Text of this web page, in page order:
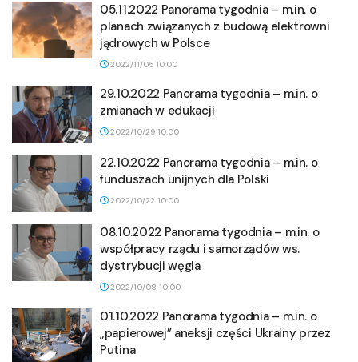
05.11.2022 Panorama tygodnia – m.in. o
planach związanych z budową elektrowni
jądrowych w Polsce
2022/11/05 10:00
29.10.2022 Panorama tygodnia – m.in. o
zmianach w edukacji
2022/10/29 10:00
22.10.2022 Panorama tygodnia – m.in. o
funduszach unijnych dla Polski
2022/10/22 10:00
08.10.2022 Panorama tygodnia – m.in. o
współpracy rządu i samorządów ws.
dystrybucji węgla
2022/10/08 10:00
01.10.2022 Panorama tygodnia – m.in. o
„papierowej” aneksji części Ukrainy przez
Putina